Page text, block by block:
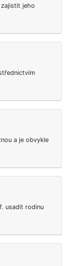
jeho
a je obvykle
usadit rodinu